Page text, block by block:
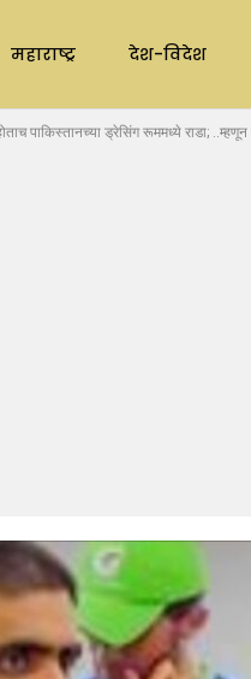
महाराष्ट्र देश-विदेश
पाकिस्तानच्या ड्रेसिंग रूममध्ये राडा; ..म्हणून